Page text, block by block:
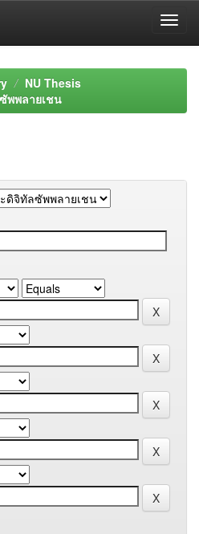
NU Thesis
พพลายเชน